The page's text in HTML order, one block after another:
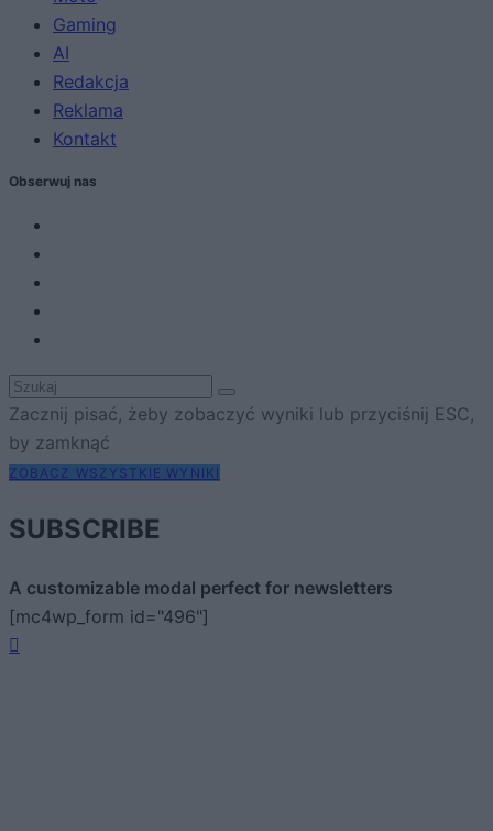
Gaming
AI
Redakcja
Reklama
Kontakt
Obserwuj nas
Zacznij pisać, żeby zobaczyć wyniki lub przyciśnij ESC,
by zamknąć
ZOBACZ WSZYSTKIE WYNIKI
SUBSCRIBE
A customizable modal perfect for newsletters
[mc4wp_form id="496"]